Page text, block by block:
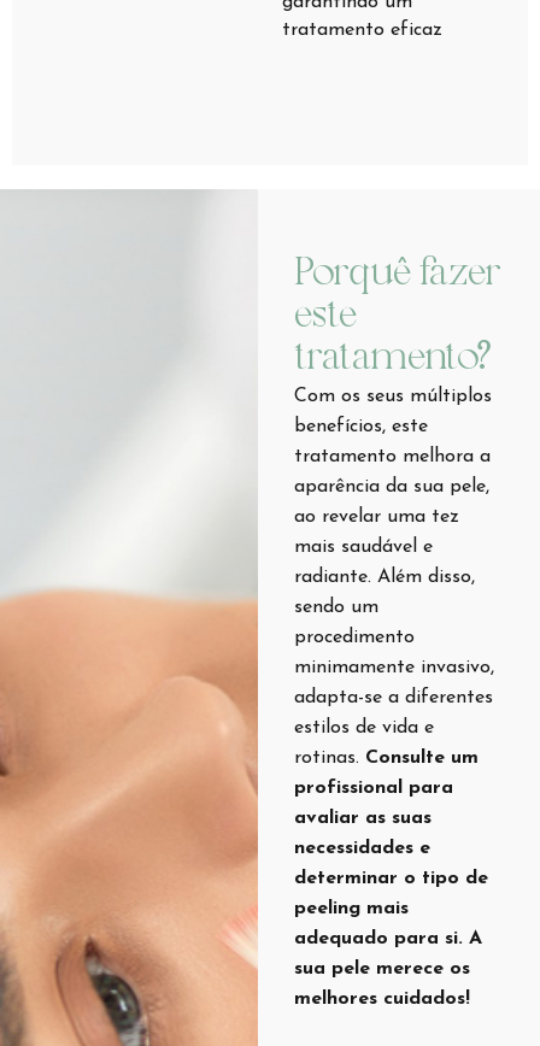
tratamento eficaz
Porquê fazer
este
tratamento?
Com os seus múltiplos
benefícios, este
tratamento melhora a
aparência da sua pele,
ao revelar uma tez
mais saudável e
radiante. Além disso,
sendo um
procedimento
minimamente invasivo,
adapta-se a diferentes
estilos de vida e
rotinas. Consulte um
profissional para
avaliar as suas
necessidades e
determinar o tipo de
peeling mais
adequado para si. A
sua pele merece os
melhores cuidados!